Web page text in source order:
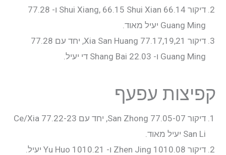
דיקור 66.14 Shui Xiang, 66.15 Shui Xian ו- 77.28
Guang Ming יעיל מאוד.
דיקור 77.17,19,21 Xia San Huang, יחד עם 77.28
Guang Ming ו- 22.03 Shang Bai די יעיל.
קפיצות עפעף
דיקור 77.05-07 San Zhong, יחד עם 77.22-23 Ce/Xia
San Li יעיל מאוד.
דיקור 1010.08 Zhen Jing ו- 1010.21 Yu Huo יעיל.